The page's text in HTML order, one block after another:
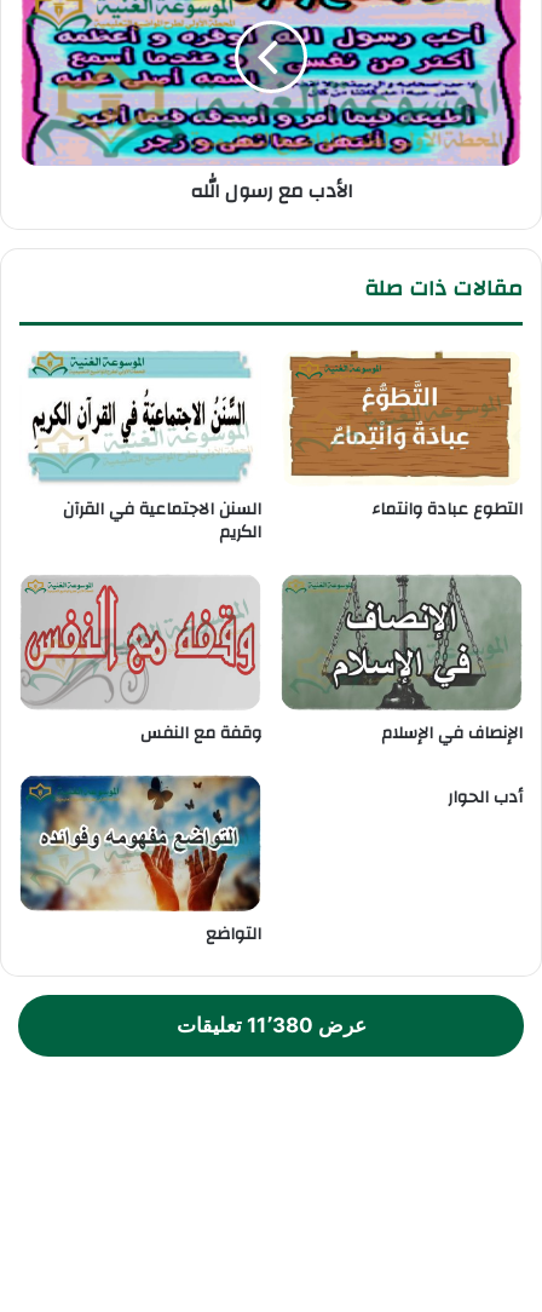
الأدب مع رسول الله
مقالات ذات صلة
التطوع عبادة وانتماء السنن الاجتماعية في القرآن
الكريم
الإنصاف في الإسلام وقفة مع النفس
أدب الحوار
التواضع
عرض 11٬380 تعليقات